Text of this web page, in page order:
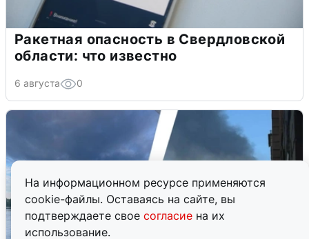
На информационном ресурсе применяются
cookie-файлы. Оставаясь на сайте, вы
подтверждаете свое согласие на их
использование.
Ракетная опасность в Свердловской
области: что известно
6 августа 0